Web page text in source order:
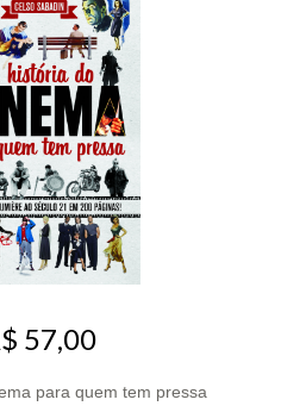
57,00
para quem tem pressa